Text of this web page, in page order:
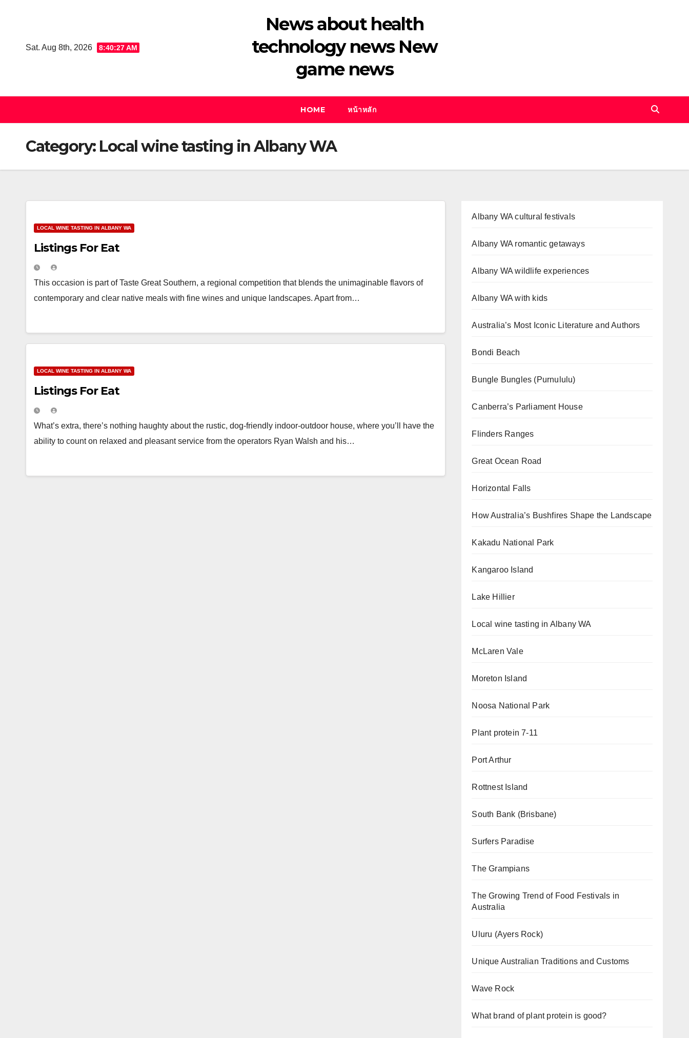
Sat. Aug 8th, 2026
8:40:28 AM
News about health
technology news New
game news
HOME หน้าหลัก
Category: Local wine tasting in Albany WA
LOCAL WINE TASTING IN ALBANY WA
Listings For Eat
This occasion is part of Taste Great Southern, a regional competition that blends the unimaginable flavors of
contemporary and clear native meals with fine wines and unique landscapes. Apart from…
LOCAL WINE TASTING IN ALBANY WA
Listings For Eat
What’s extra, there’s nothing haughty about the rustic, dog-friendly indoor-outdoor house, where you’ll have the
ability to count on relaxed and pleasant service from the operators Ryan Walsh and his…
Albany WA cultural festivals
Albany WA romantic getaways
Albany WA wildlife experiences
Albany WA with kids
Australia’s Most Iconic Literature and Authors
Bondi Beach
Bungle Bungles (Purnululu)
Canberra’s Parliament House
Flinders Ranges
Great Ocean Road
Horizontal Falls
How Australia’s Bushfires Shape the Landscape
Kakadu National Park
Kangaroo Island
Lake Hillier
Local wine tasting in Albany WA
McLaren Vale
Moreton Island
Noosa National Park
Plant protein 7-11
Port Arthur
Rottnest Island
South Bank (Brisbane)
Surfers Paradise
The Grampians
The Growing Trend of Food Festivals in
Australia
Uluru (Ayers Rock)
Unique Australian Traditions and Customs
Wave Rock
What brand of plant protein is good?